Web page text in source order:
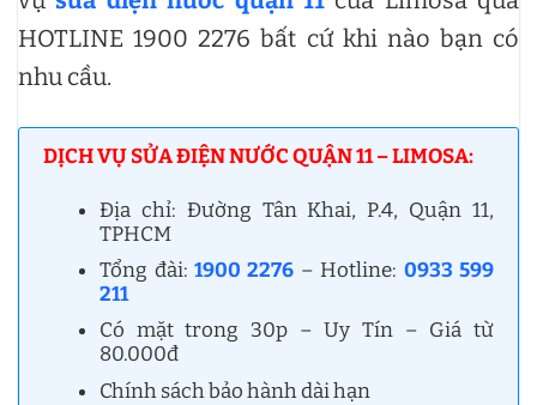
HOTLINE 1900 2276 bất cứ khi nào bạn có
nhu cầu.
DỊCH VỤ SỬA ĐIỆN NƯỚC QUẬN 11 – LIMOSA:
Địa chỉ: Đường Tân Khai, P.4, Quận 11,
TPHCM
Tổng đài: 1900 2276 – Hotline: 0933 599
211
Có mặt trong 30p – Uy Tín – Giá từ
80.000đ
Chính sách bảo hành dài hạn